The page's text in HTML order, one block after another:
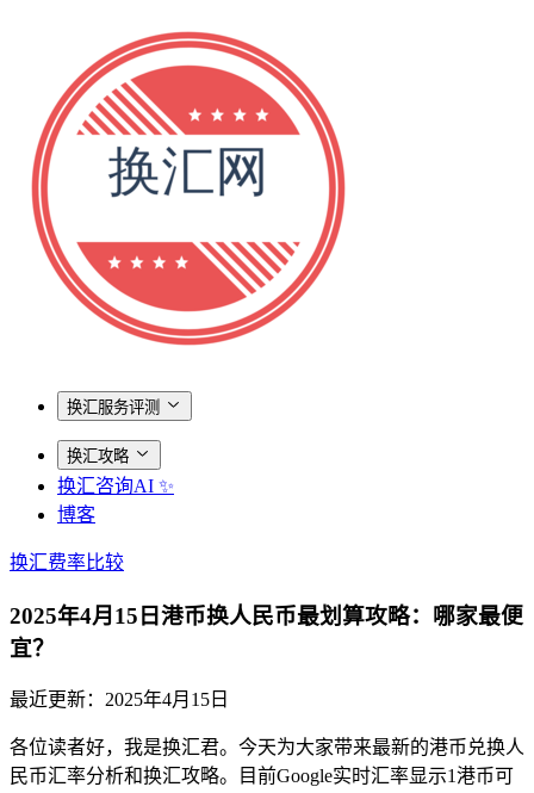
换汇服务评测
换汇攻略
换汇咨询AI ✨
博客
换汇费率比较
2025年4月15日港币换人民币最划算攻略：哪家最便
宜？
最近更新： 2025年4月15日
各位读者好，我是换汇君。今天为大家带来最新的港币兑换人
民币汇率分析和换汇攻略。目前Google实时汇率显示1港币可